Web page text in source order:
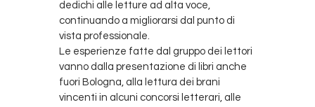
dedichi alle letture ad alta voce,
continuando a migliorarsi dal punto di
vista professionale.
Le esperienze fatte dal gruppo dei lettori
vanno dalla presentazione di libri anche
fuori Bologna, alla lettura dei brani
vincenti in alcuni concorsi letterari, alle